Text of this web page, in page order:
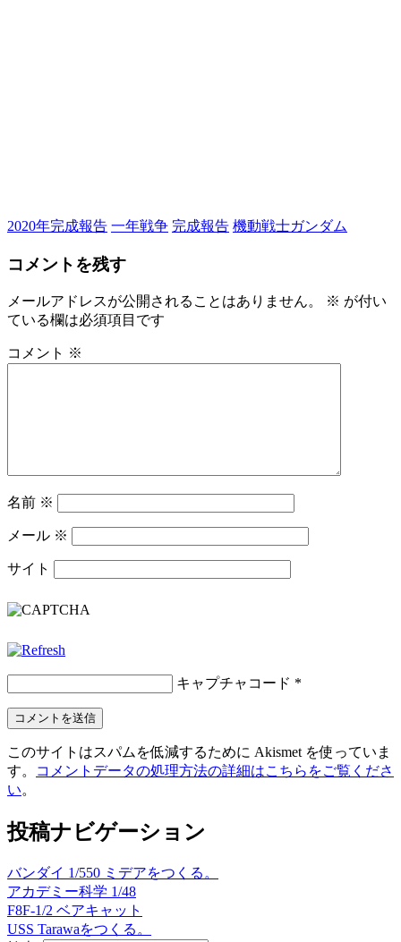
2020年完成報告 一年戦争 完成報告 機動戦士ガンダム
コメントを残す
メールアドレスが公開されることはありません。 ※ が付い
ている欄は必須項目です
コメント ※
名前 ※
メール ※
サイト
キャプチャコード *
このサイトはスパムを低減するために Akismet を使っていま
す。
コメントデータの処理方法の詳細はこちらをご覧くださ
い。
投稿ナビゲーション
バンダイ 1/550 ミデアをつくる。
アカデミー科学 1/48
F8F-1/2 ベアキャット
USS Tarawaをつくる。